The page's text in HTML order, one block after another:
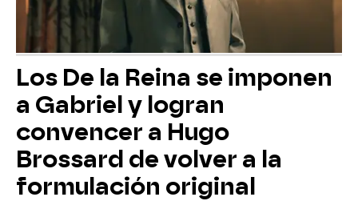
Los De la Reina se imponen
a Gabriel y logran
convencer a Hugo
Brossard de volver a la
formulación original